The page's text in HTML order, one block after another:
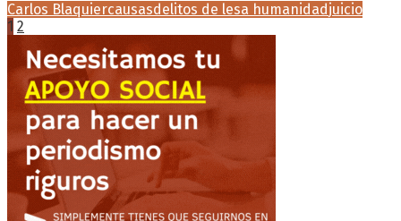
Carlos Blaquiercausasdelitos de lesa humanidad juicio
Paginación
de
entradas
1 2